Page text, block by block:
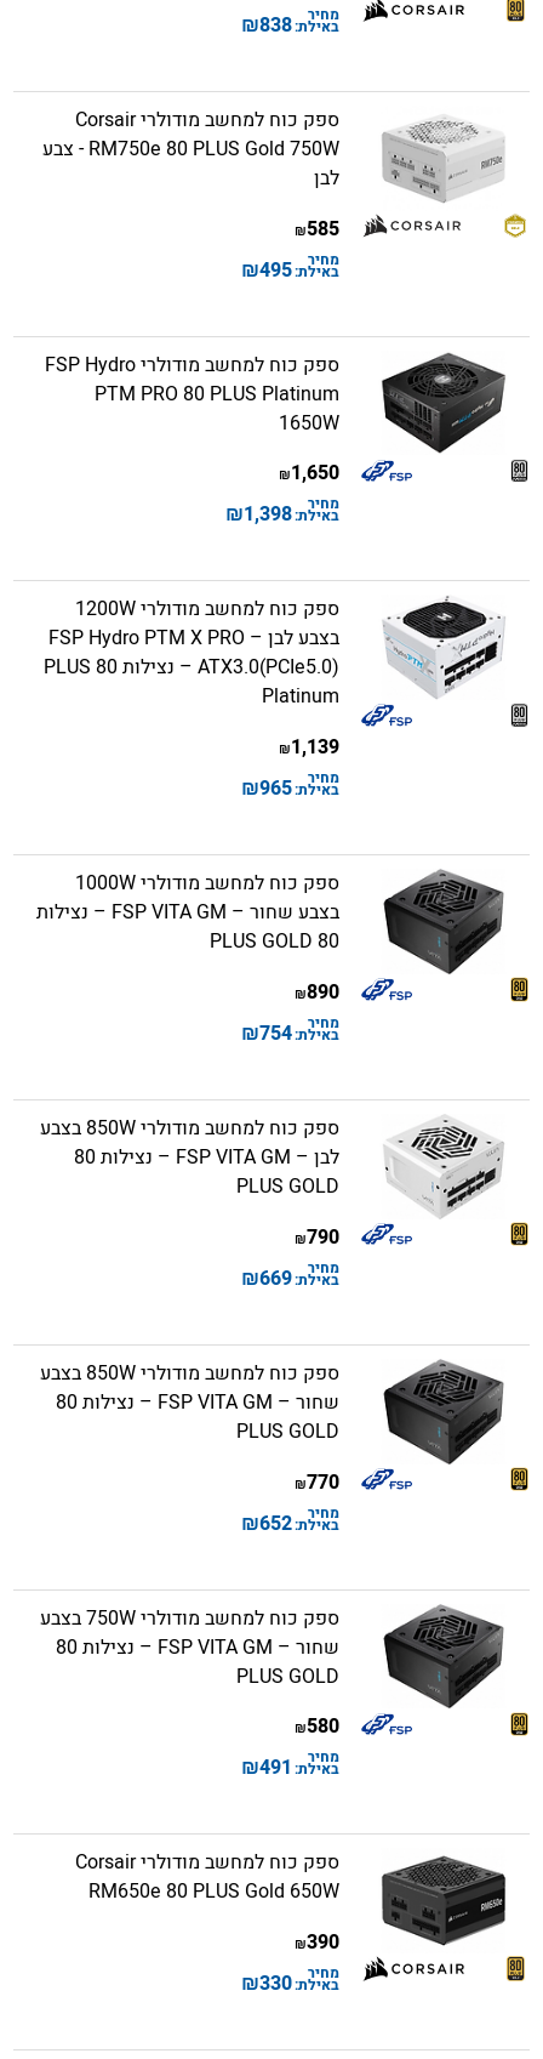
מחיר
באילת:838
₪
ספק כוח למחשב מודולרי Corsair
RM750e 80 PLUS Gold 750W - צבע
לבן
585
₪
מחיר
באילת:495
₪
ספק כוח למחשב מודולרי FSP Hydro
PTM PRO 80 PLUS Platinum
1650W
1,650
₪
מחיר
באילת:1,398
₪
ספק כוח למחשב מודולרי 1200W
בצבע לבן – FSP Hydro PTM X PRO
ATX3.0(PCIe5.0) – נצילות 80 PLUS
Platinum
1,139
₪
מחיר
באילת:965
₪
ספק כוח למחשב מודולרי 1000W
בצבע שחור – FSP VITA GM – נצילות
80 PLUS GOLD
890
₪
מחיר
באילת:754
₪
ספק כוח למחשב מודולרי 850W בצבע
לבן – FSP VITA GM – נצילות 80
PLUS GOLD
790
₪
מחיר
באילת:669
₪
ספק כוח למחשב מודולרי 850W בצבע
שחור – FSP VITA GM – נצילות 80
PLUS GOLD
770
₪
מחיר
באילת:652
₪
ספק כוח למחשב מודולרי 750W בצבע
שחור – FSP VITA GM – נצילות 80
PLUS GOLD
580
₪
מחיר
באילת: 491
₪
ספק כוח למחשב מודולרי Corsair
RM650e 80 PLUS Gold 650W
390
₪
מחיר
באילת:330
₪